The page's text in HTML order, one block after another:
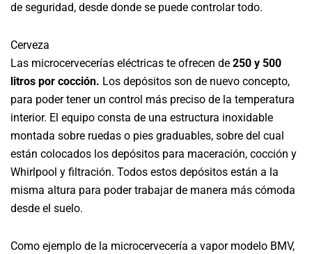
de seguridad, desde donde se puede controlar todo.
Cerveza
Las microcervecerías eléctricas te ofrecen de 250 y 500
litros por cocción. Los depósitos son de nuevo concepto,
para poder tener un control más preciso de la temperatura
interior. El equipo consta de una estructura inoxidable
montada sobre ruedas o pies graduables, sobre del cual
están colocados los depósitos para maceración, cocción y
Whirlpool y filtración. Todos estos depósitos están a la
misma altura para poder trabajar de manera más cómoda
desde el suelo.
Como ejemplo de la microcervecería a vapor modelo BMV,